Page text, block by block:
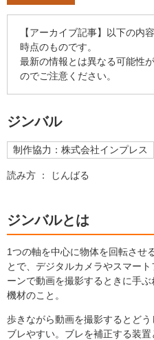
【アーカイブ記事】以下の内
時点のものです。
最新の情報とは異なる可能性
のでご注意ください。
ジンバル
制作協力：株式会社インプレス
読み方 ： じんばる
ジンバルとは
1つの軸を中心に物体を回転させ
とで、デジタルカメラやスマート
ーンで動画を撮影するときに手ぶ
機材のこと。
歩きながら動画を撮影するとど
ブレやすい。ブレを補正する装置